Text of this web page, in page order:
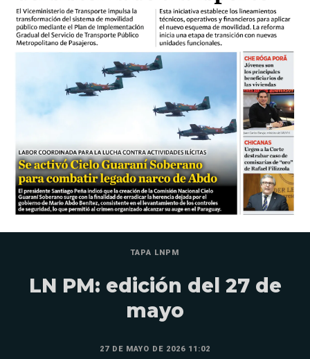
TAPA LNPM
LN PM: edición del 27 de
mayo
27 DE MAYO DE 2026 11:02